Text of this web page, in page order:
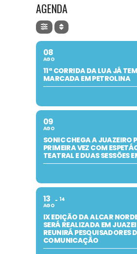
AGENDA
08
AGO
11ª CORRIDA DA LUA JÁ
MARCADA EM PETROLINA
09
AGO
SONIC CHEGA A JUAZEIRO
PRIMEIRA VEZ COM
TEATRAL E DUAS SESSÕES
13
AGO
14
IX EDIÇÃO DA ALCAR
SERÁ REALIZADA EM
REUNIRÁ PESQUISADORES
COMUNICAÇÃO